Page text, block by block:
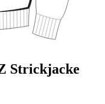
Strickjacke